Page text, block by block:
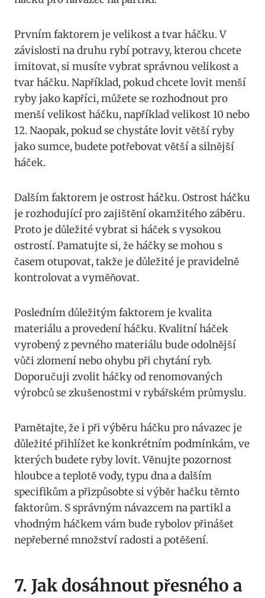
Prvním faktorem je velikost a tvar háčku. V⁤
závislosti ‌na druhu rybí potravy, kterou chcete
imitovat,⁢ si musíte vybrat správnou velikost a
tvar háčku. Například, pokud chcete lovit menší​
ryby jako kapříci, můžete se rozhodnout⁤ pro
menší⁣ velikost háčku, například ‍velikost 10 nebo
12. Naopak, pokud se chystáte ⁣lovit ‍větší ryby
jako sumce, budete potřebovat větší a silnější
háček.
Dalším faktorem je ostrost háčku. Ostrost háčku
je rozhodující pro zajištění okamžitého‌ záběru.
Proto je důležité vybrat si háček s vysokou
ostrostí. Pamatujte‌ si, že háčky se mohou s
časem otupovat, ‌takže je důležité je pravidelně
kontrolovat a‍ vyměňovat.
Posledním důležitým faktorem je‌ kvalita
materiálu a provedení háčku. Kvalitní háček
vyrobený z pevného materiálu bude odolnější
vůči zlomení nebo ⁤ohybu při chytání ryb.
Doporučuji zvolit háčky od renomovaných
výrobců se zkušenostmi⁣ v rybářském průmyslu.
Pamětajte, že i při výběru ‌háčku‌ pro návazec je
důležité přihlížet ke konkrétním podmínkám, ve
kterých budete​ ryby lovit. Věnujte pozornost
hloubce a teplotě vody,‍ typu dna a dalším
specifikům a přizpůsobte si výběr hačku těmto
faktorům. S správným návazcem na partikl a
vhodným háčkem vám ⁢bude rybolov přinášet
nepřeberné množství radosti ⁤a potěšení.
7. Jak dosáhnout přesného ⁣a